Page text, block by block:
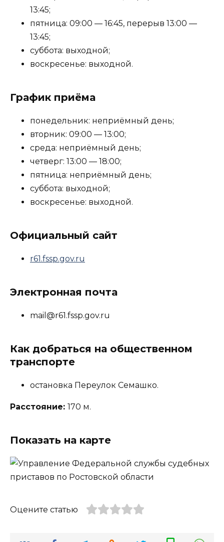
13:45;
пятница: 09:00 — 16:45, перерыв 13:00 —
13:45;
суббота: выходной;
воскресенье: выходной.
График приёма
понедельник: неприёмный день;
вторник: 09:00 — 13:00;
среда: неприёмный день;
четверг: 13:00 — 18:00;
пятница: неприёмный день;
суббота: выходной;
воскресенье: выходной.
Официальный сайт
r61.fssp.gov.ru
Электронная почта
mail@r61.fssp.gov.ru
Как добраться на общественном
транспорте
остановка Переулок Семашко.
Расстояние: 170 м.
Показать на карте
Оцените статью